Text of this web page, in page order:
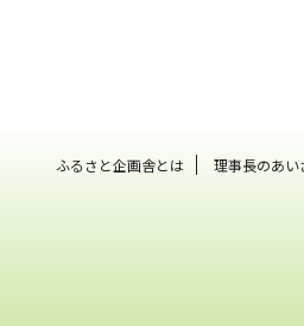
ふるさと企画舎とは 理事長のあい